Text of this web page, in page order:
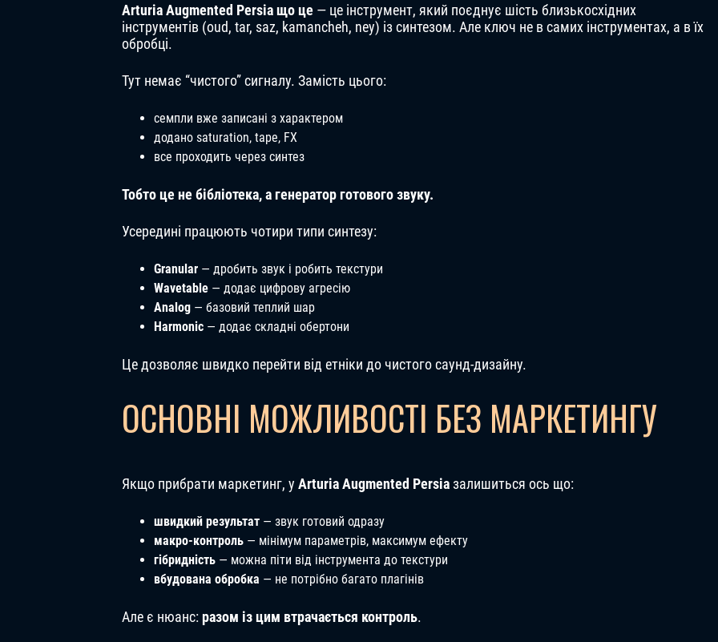
Arturia Augmented Persia що це — це інструмент, який поєднує шість близькосхідних
інструментів (oud, tar, saz, kamancheh, ney) із синтезом. Але ключ не в самих інструментах, а в їх
обробці.
Тут немає “чистого” сигналу. Замість цього:
семпли вже записані з характером
додано saturation, tape, FX
все проходить через синтез
Тобто це не бібліотека, а генератор готового звуку.
Усередині працюють чотири типи синтезу:
Granular — дробить звук і робить текстури
Wavetable — додає цифрову агресію
Analog — базовий теплий шар
Harmonic — додає складні обертони
Це дозволяє швидко перейти від етніки до чистого саунд-дизайну.
ОСНОВНІ МОЖЛИВОСТІ БЕЗ МАРКЕТИНГУ
Якщо прибрати маркетинг, у Arturia Augmented Persiaзалишиться ось що:
швидкий результат — звук готовий одразу
макро-контроль — мінімум параметрів, максимум ефекту
гібридність — можна піти від інструмента до текстури
вбудована обробка — не потрібно багато плагінів
Але є нюанс: разом із цим втрачається контроль.